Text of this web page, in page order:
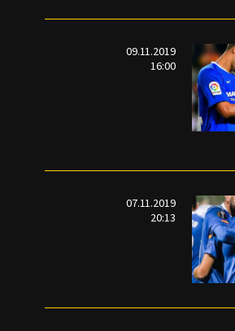
09.11.2019
16:00
07.11.2019
20:13